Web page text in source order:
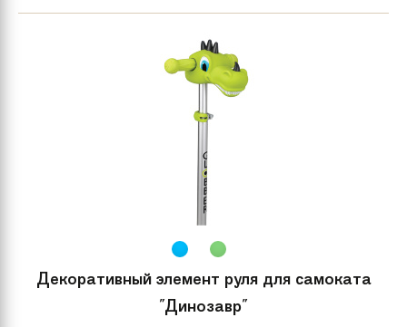
Декоративный элемент руля для самоката
"Динозавр"